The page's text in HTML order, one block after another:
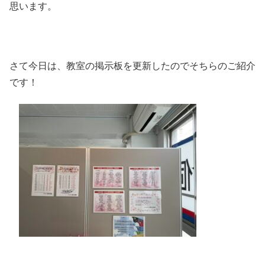
思います。
さて今日は、教室の掲示板を更新したのでそちらのご紹介
です！